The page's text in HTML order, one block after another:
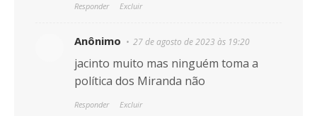
Responder Excluir
Anônimo 27 de agosto de 2023 às 19:20
jacinto muito mas ninguém toma a
política dos Miranda não
Responder Excluir